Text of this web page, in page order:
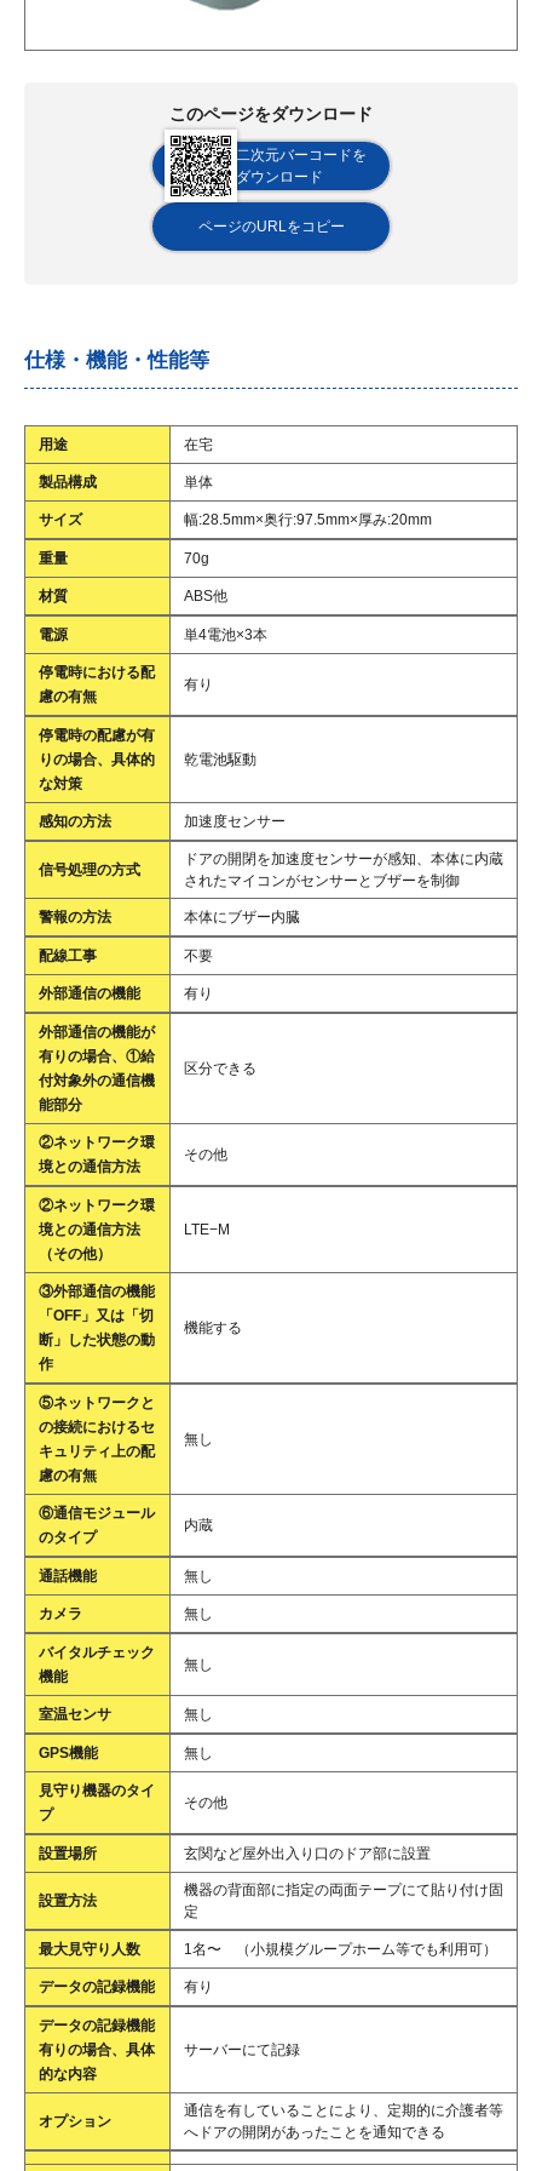
このページをダウンロード
二次元バーコードを
ダウンロード
ページのURLをコピー
仕様・機能・性能等
用途 在宅
製品構成 単体
サイズ 幅:28.5mm×奥行:97.5mm×厚み:20mm
重量 70g
材質 ABS他
電源 単4電池×3本
停電時における配
慮の有無
有り
停電時の配慮が有
りの場合、具体的
な対策
乾電池駆動
感知の方法 加速度センサー
信号処理の方式
ドアの開閉を加速度センサーが感知、本体に内蔵
されたマイコンがセンサーとブザーを制御
警報の方法 本体にブザー内臓
配線工事 不要
外部通信の機能 有り
外部通信の機能が
有りの場合、①給
付対象外の通信機
能部分
区分できる
②ネットワーク環
境との通信方法
その他
②ネットワーク環
境との通信方法
（その他）
LTE−M
③外部通信の機能
「OFF」又は「切
断」した状態の動
作
機能する
⑤ネットワークと
の接続におけるセ
キュリティ上の配
慮の有無
無し
⑥通信モジュール
のタイプ
内蔵
通話機能 無し
カメラ 無し
バイタルチェック
機能
無し
室温センサ 無し
GPS機能 無し
見守り機器のタイ
プ
その他
設置場所 玄関など屋外出入り口のドア部に設置
設置方法
機器の背面部に指定の両面テープにて貼り付け固
定
最大見守り人数 1名〜 （小規模グループホーム等でも利用可）
データの記録機能 有り
データの記録機能
有りの場合、具体
的な内容
サーバーにて記録
オプション
通信を有していることにより、定期的に介護者等
へドアの開閉があったことを通知できる